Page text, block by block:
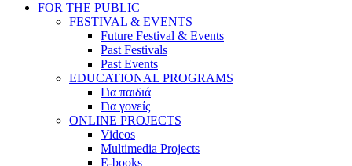
FOR THE PUBLIC
FESTIVAL & EVENTS
Future Festival & Events
Past Festivals
Past Events
EDUCATIONAL PROGRAMS
Για παιδιά
Για γονείς
ONLINE PROJECTS
Videos
Multimedia Projects
E-books